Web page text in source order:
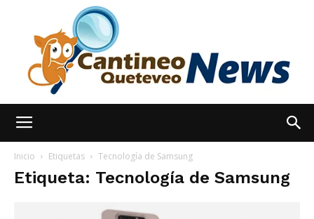
Inicio Etiquetas Tecnología de Samsung
Etiqueta: Tecnología de Samsung